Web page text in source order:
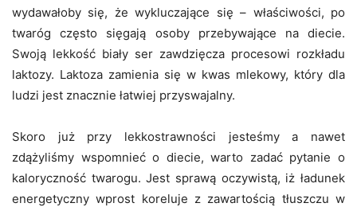
wydawałoby się, że wykluczające się – właściwości, po
twaróg często sięgają osoby przebywające na diecie.
Swoją lekkość biały ser zawdzięcza procesowi rozkładu
laktozy. Laktoza zamienia się w kwas mlekowy, który dla
ludzi jest znacznie łatwiej przyswajalny.
Skoro już przy lekkostrawności jesteśmy a nawet
zdążyliśmy wspomnieć o diecie, warto zadać pytanie o
kaloryczność twarogu. Jest sprawą oczywistą, iż ładunek
energetyczny wprost koreluje z zawartością tłuszczu w